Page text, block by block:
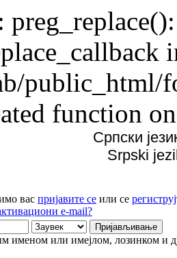
public_html/
function
Српски
Srpski
вас пријавите се или се
e-mail?
именом или имејлом, лозинком и